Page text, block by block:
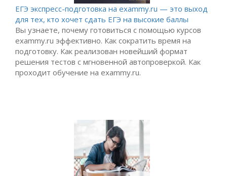
ЕГЭ экспресс-подготовка на exammy.ru — это выход
для тех, кто хочет сдать ЕГЭ на высокие баллы
Вы узнаете, почему готовиться с помощью курсов
exammy.ru эффективно. Как сократить время на
подготовку. Как реализован новейший формат
решения тестов с мгновенной автопроверкой. Как
проходит обучение на exammy.ru.